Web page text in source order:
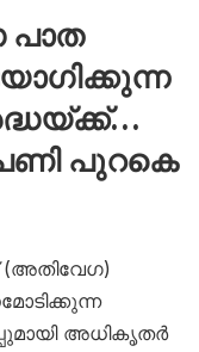
പാത
പണി പുറകെ
(അതിവേഗ)
അധികൃതർ